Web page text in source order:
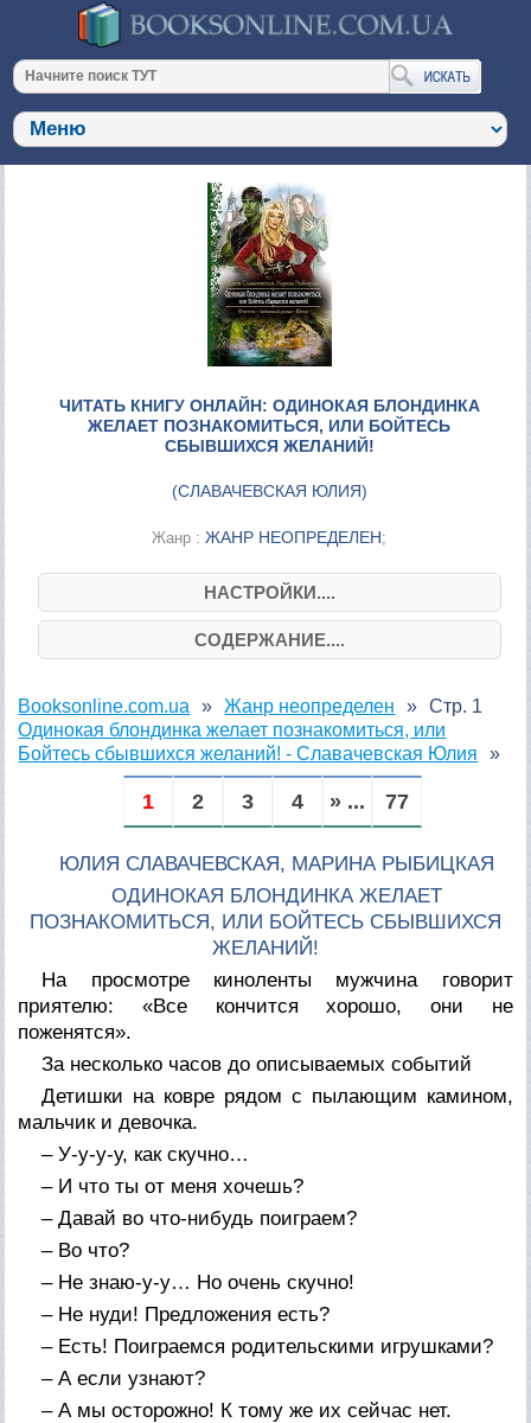
ЧИТАТЬ КНИГУ ОНЛАЙН: ОДИНОКАЯ БЛОНДИНКА
ЖЕЛАЕТ ПОЗНАКОМИТЬСЯ, ИЛИ БОЙТЕСЬ
СБЫВШИХСЯ ЖЕЛАНИЙ!
(СЛАВАЧЕВСКАЯ ЮЛИЯ)
Жанр :ЖАНР НЕОПРЕДЕЛЕН;
НАСТРОЙКИ....
СОДЕРЖАНИЕ....
Booksonline.com.ua
Жанр неопределен
Одинокая блондинка желает познакомиться, или
Бойтесь сбывшихся желаний! - Славачевская Юлия
Стр. 1
1 2 3 4 » ... 77
ЮЛИЯ СЛАВАЧЕВСКАЯ, МАРИНА РЫБИЦКАЯ
ОДИНОКАЯ БЛОНДИНКА ЖЕЛАЕТ
ПОЗНАКОМИТЬСЯ, ИЛИ БОЙТЕСЬ СБЫВШИХСЯ
ЖЕЛАНИЙ!
На просмотре киноленты мужчина говорит
приятелю: «Все кончится хорошо, они не
поженятся».
За несколько часов до описываемых событий
Детишки на ковре рядом с пылающим камином,
мальчик и девочка.
– У-у-у-у, как скучно…
– И что ты от меня хочешь?
– Давай во что-нибудь поиграем?
– Во что?
– Не знаю-у-у… Но очень скучно!
– Не нуди! Предложения есть?
– Есть! Поиграемся родительскими игрушками?
– А если узнают?
– А мы осторожно! К тому же их сейчас нет.